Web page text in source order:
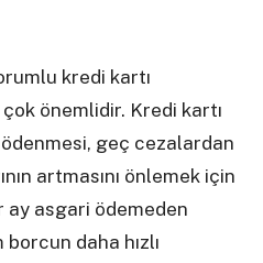
kredi kartı
önemlidir. Kredi kartı
geç cezalardan
artmasını önlemek için
ay asgari ödemeden
daha hızlı